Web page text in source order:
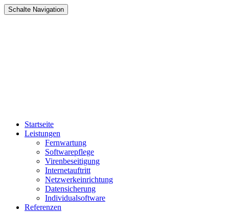
Schalte Navigation
Zum
Inhalt
Startseite
Leistungen
Fernwartung
Softwarepflege
Virenbeseitigung
Internetauftritt
Netzwerkeinrichtung
Datensicherung
Individualsoftware
Referenzen